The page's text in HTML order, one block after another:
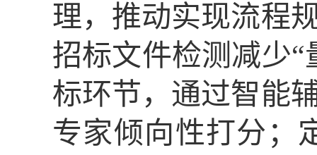
理，推动实现流程
招标文件检测减少
标环节，通过智能
专家倾向性打分；